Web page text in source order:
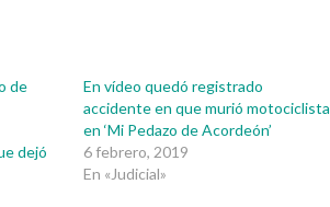
de
dejó
En vídeo quedó registrado
accidente en que murió motociclista
en ‘Mi Pedazo de Acordeón’
6 febrero, 2019
En «Judicial»